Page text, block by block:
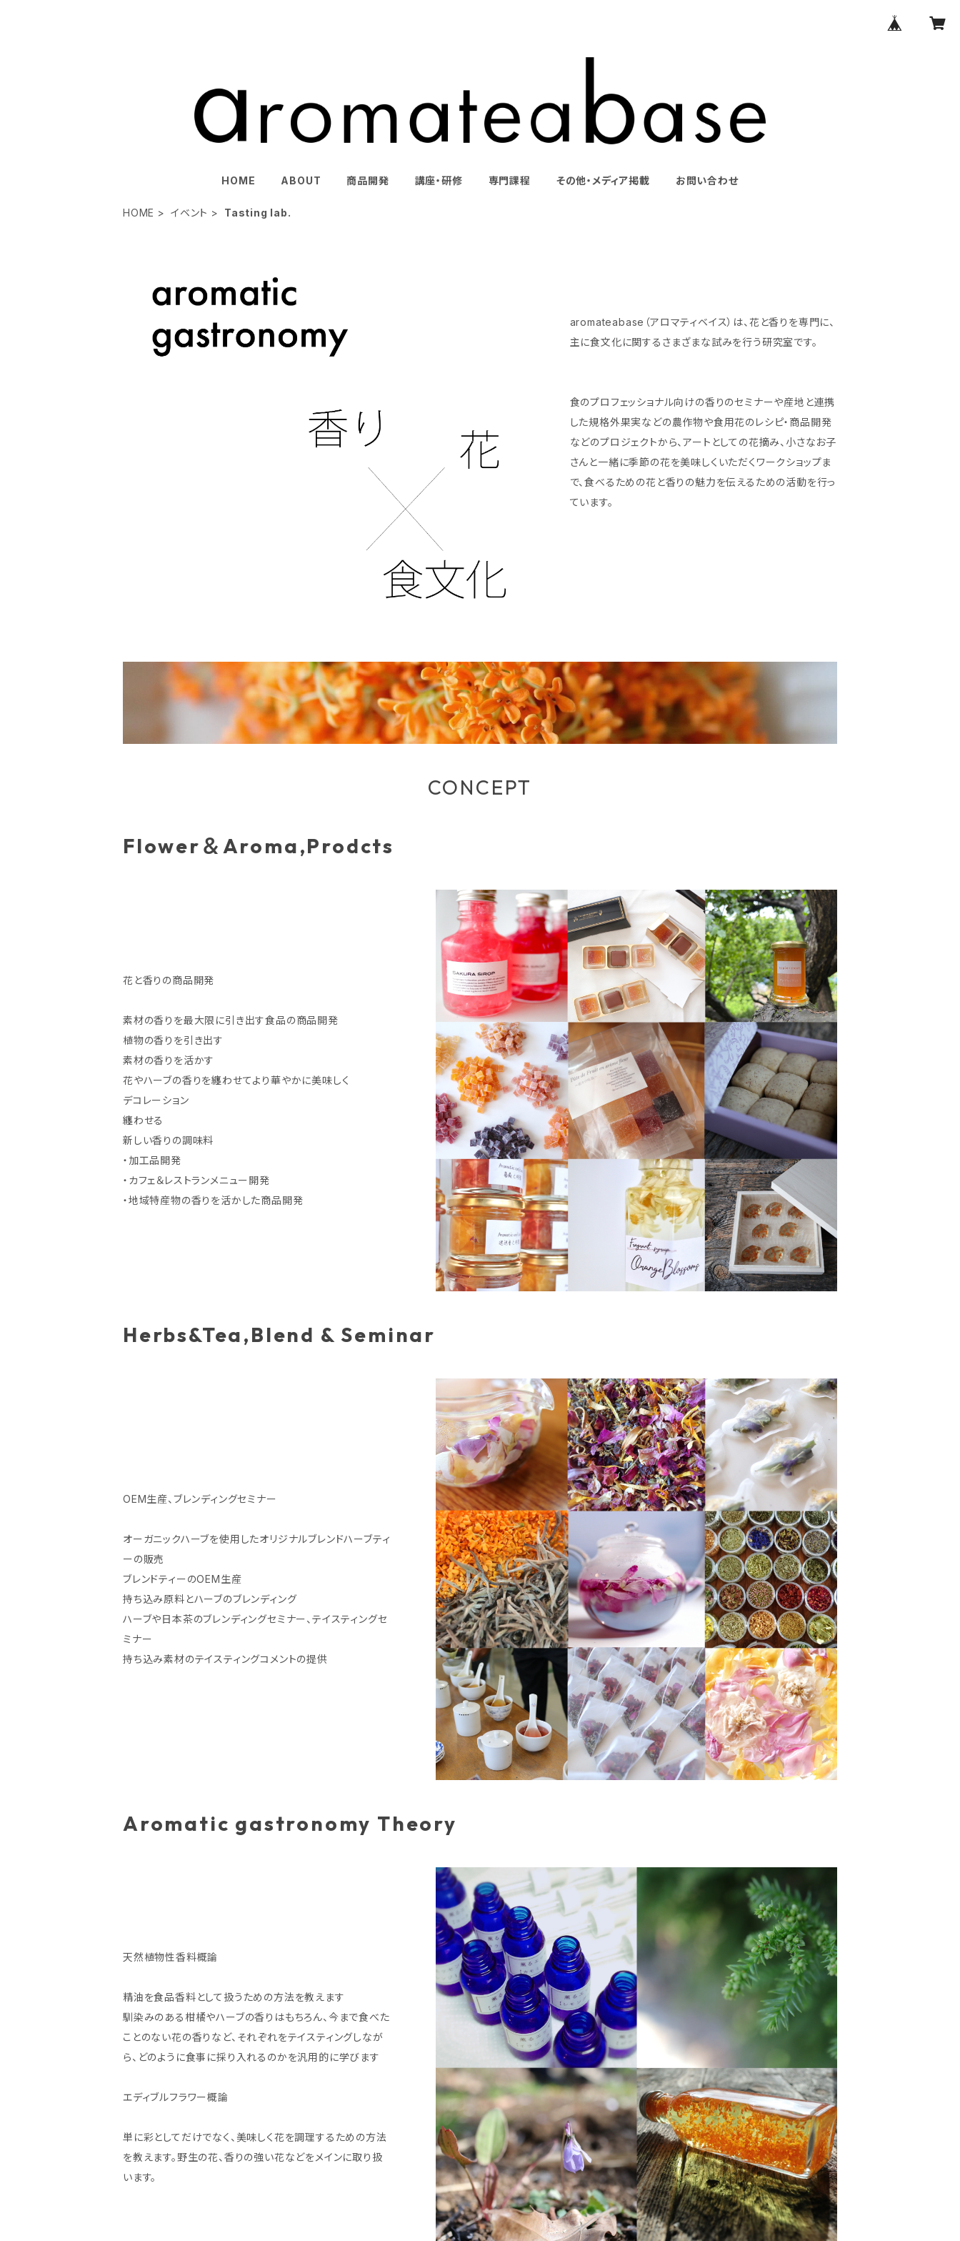
HOME ABOUT 商品開発 講座・研修 専門課程 その他・メディア掲載 お問い合わせ
HOME イベント Tasting lab.
aromateabase（アロマティベイス）は、花と香りを専門に、
主に食文化に関するさまざまな試みを行う研究室です。
食のプロフェッショナル向けの香りのセミナーや産地と連携
した規格外果実などの農作物や食用花のレシピ・商品開発
などのプロジェクトから、アートとしての花摘み、小さなお子
さんと一緒に季節の花を美味しくいただくワークショップま
で、食べるための花と香りの魅力を伝えるための活動を行っ
ています。
CONCEPT
Flower＆Aroma,Prodcts
花と香りの商品開発
素材の香りを最大限に引き出す食品の商品開発
植物の香りを引き出す
素材の香りを活かす
花やハーブの香りを纏わせてより華やかに美味しく
デコレーション
纏わせる
新しい香りの調味料
・加工品開発
・カフェ＆レストランメニュー開発
・地域特産物の香りを活かした商品開発
Herbs&Tea,Blend & Seminar
OEM生産、ブレンディングセミナー
オーガニックハーブを使用したオリジナルブレンドハーブティ
ーの販売
ブレンドティーのOEM生産
持ち込み原料とハーブのブレンディング
ハーブや日本茶のブレンディングセミナー、テイスティングセ
ミナー
持ち込み素材のテイスティングコメントの提供
Aromatic gastronomy Theory
天然植物性香料概論
精油を食品香料として扱うための方法を教えます
馴染みのある柑橘やハーブの香りはもちろん、今まで食べた
ことのない花の香りなど、それぞれをテイスティングしなが
ら、どのように食事に採り入れるのかを汎用的に学びます
エディブルフラワー概論
単に彩としてだけでなく、美味しく花を調理するための方法
を教えます。野生の花、香りの強い花などをメインに取り扱
います。